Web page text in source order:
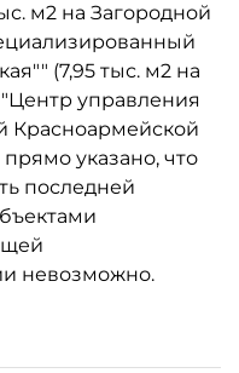
м2 на Загородной
(7,95 тыс. м2 на
управления
Красноармейской
указано, что
последней
невозможно.